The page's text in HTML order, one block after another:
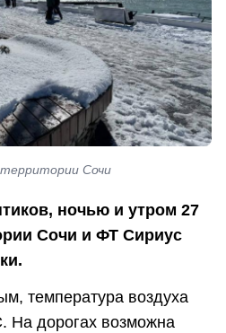
Сочи
ночью и утром 27
Сочи и ФТ Сириус
температура воздуха
На дорогах возможна